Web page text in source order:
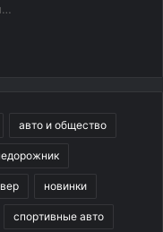
авто и общество
новинки
спортивные авто